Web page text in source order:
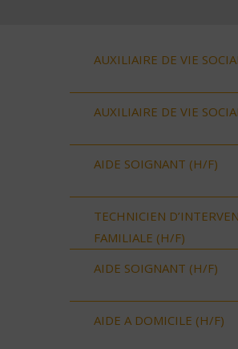
AUXILIAIRE DE VIE
AUXILIAIRE DE VIE
AIDE SOIGNANT (H/F)
TECHNICIEN
FAMILIALE (H/F)
AIDE SOIGNANT (H/F)
AIDE A DOMICILE (H/F)